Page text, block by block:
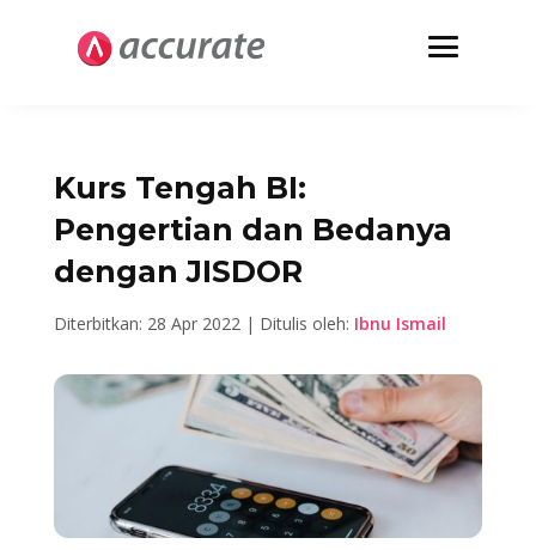
Kurs Tengah BI:
Pengertian dan Bedanya
dengan JISDOR
Diterbitkan: 28 Apr 2022 | Ditulis oleh: Ibnu Ismail